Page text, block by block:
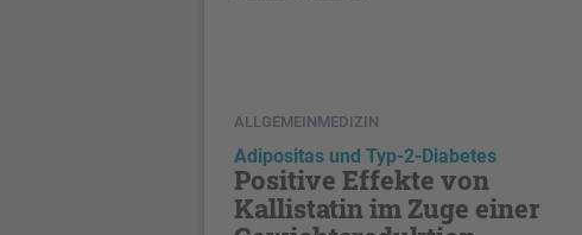
ALLGEMEINMEDIZIN
Adipositas und Typ-2-Diabetes
Positive Effekte von
Kallistatin im Zuge einer